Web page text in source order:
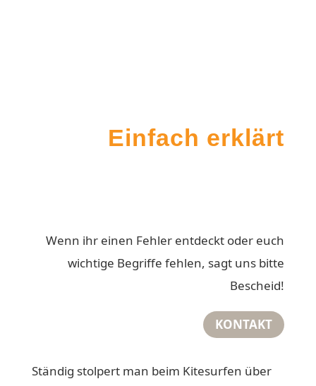
Einfach erklärt
Wenn ihr einen Fehler entdeckt oder euch
wichtige Begriffe fehlen, sagt uns bitte
Bescheid!
KONTAKT
Ständig stolpert man beim Kitesurfen über